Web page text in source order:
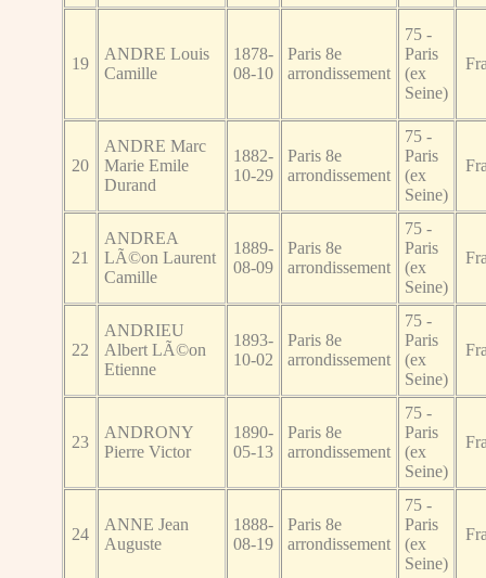
19
ANDRE Louis
Camille
1878-
08-10
Paris 8e
arrondissement
75 -
Paris
(ex
Seine)
20
ANDRE Marc
Marie Emile
Durand
1882-
10-29
Paris 8e
arrondissement
75 -
Paris
(ex
Seine)
21
ANDREA
LÃ©on Laurent
Camille
1889-
08-09
Paris 8e
arrondissement
75 -
Paris
(ex
Seine)
22
ANDRIEU
Albert LÃ©on
Etienne
1893-
10-02
Paris 8e
arrondissement
75 -
Paris
(ex
Seine)
23
ANDRONY
Pierre Victor
1890-
05-13
Paris 8e
arrondissement
75 -
Paris
(ex
Seine)
24
ANNE Jean
Auguste
1888-
08-19
Paris 8e
arrondissement
75 -
Paris
(ex
Seine)